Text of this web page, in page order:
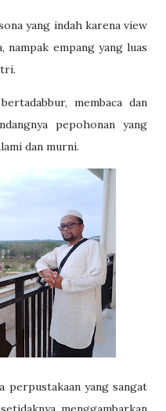
yang indah karena view
nampak empang yang luas
membaca dan
pepohonan yang
dan murni.
yang sangat